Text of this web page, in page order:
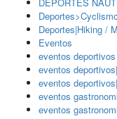
Deportes|Hiking /
Eventos
eventos deportivos
eventos
eventos
eventos
eventos